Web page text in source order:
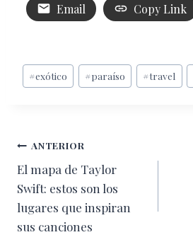
Email Copy Link
Etiquetas
de
#exótico #paraíso #travel
Navegación
de
entradas
ANTERIOR
El mapa de Taylor
Swift: estos son los
lugares que inspiran
sus canciones